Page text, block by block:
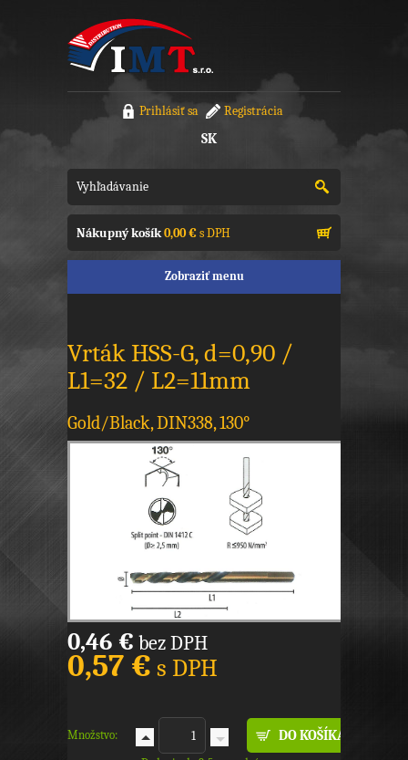
Prihlásiť sa Registrácia
SK
Nákupný košík0,00 €s DPH
Zobraziť menu
Vrták HSS-G, d=0,90 /
L1=32 / L2=11mm
Gold/Black, DIN338, 130°
0,46 € bez DPH
0,57 € s DPH
Množstvo: